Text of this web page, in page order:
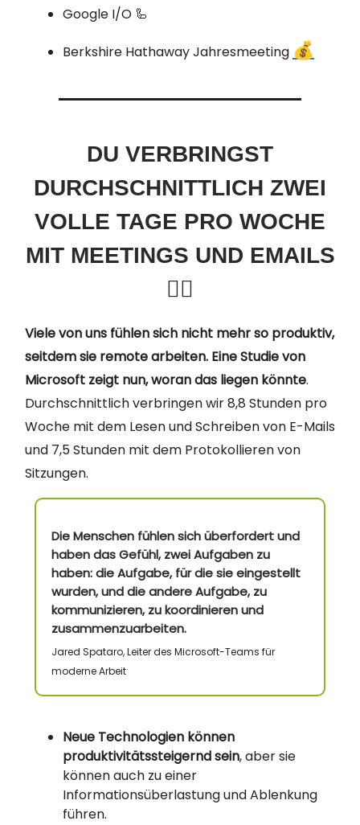
Google I/O 🦾
Berkshire Hathaway Jahresmeeting 💰
DU VERBRINGST
DURCHSCHNITTLICH ZWEI
VOLLE TAGE PRO WOCHE
MIT MEETINGS UND EMAILS
😵‍💫
Viele von uns fühlen sich nicht mehr so produktiv,
seitdem sie remote arbeiten. Eine Studie von
Microsoft zeigt nun, woran das liegen könnte.
Durchschnittlich verbringen wir 8,8 Stunden pro
Woche mit dem Lesen und Schreiben von E-Mails
und 7,5 Stunden mit dem Protokollieren von
Sitzungen.
Die Menschen fühlen sich überfordert und
haben das Gefühl, zwei Aufgaben zu
haben: die Aufgabe, für die sie eingestellt
wurden, und die andere Aufgabe, zu
kommunizieren, zu koordinieren und
zusammenzuarbeiten.
Jared Spataro, Leiter des Microsoft-Teams für
moderne Arbeit
Neue Technologien können
produktivitätssteigernd sein, aber sie
können auch zu einer
Informationsüberlastung und Ablenkung
führen.